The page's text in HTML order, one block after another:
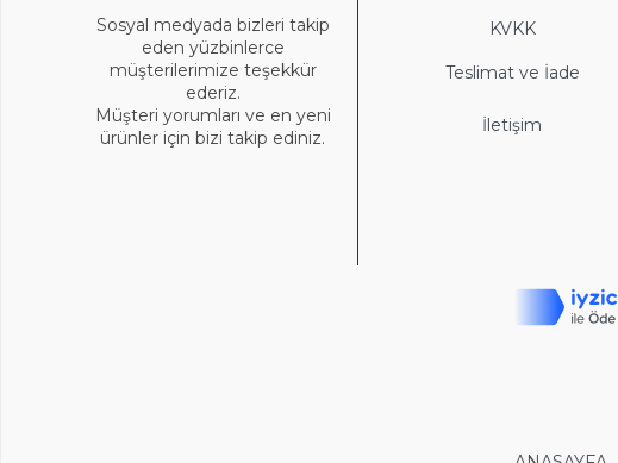
Sosyal medyada bizleri takip
eden yüzbinlerce
müşterilerimize teşekkür
ederiz.
Müşteri yorumları ve en yeni
ürünler için bizi takip ediniz.
KVKK
Teslimat ve İade
İletişim